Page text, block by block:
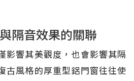
隔音效果的關聯
影響其美觀度，也會影響其隔
古風格的厚重型鋁門窗往往使